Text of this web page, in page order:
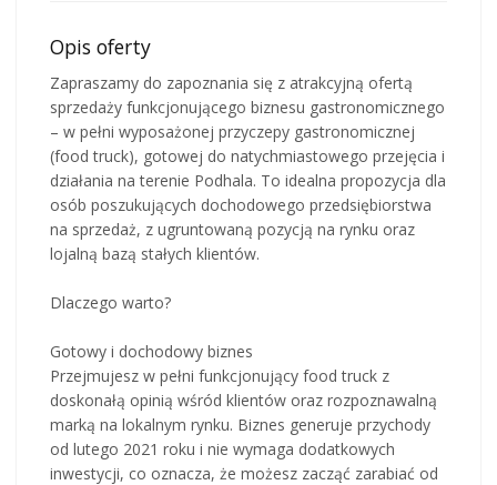
Opis oferty
Zapraszamy do zapoznania się z atrakcyjną ofertą
sprzedaży funkcjonującego biznesu gastronomicznego
– w pełni wyposażonej przyczepy gastronomicznej
(food truck), gotowej do natychmiastowego przejęcia i
działania na terenie Podhala. To idealna propozycja dla
osób poszukujących dochodowego przedsiębiorstwa
na sprzedaż, z ugruntowaną pozycją na rynku oraz
lojalną bazą stałych klientów.
Dlaczego warto?
Gotowy i dochodowy biznes
Przejmujesz w pełni funkcjonujący food truck z
doskonałą opinią wśród klientów oraz rozpoznawalną
marką na lokalnym rynku. Biznes generuje przychody
od lutego 2021 roku i nie wymaga dodatkowych
inwestycji, co oznacza, że możesz zacząć zarabiać od